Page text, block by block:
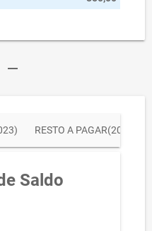
remove
RESTO A PAGAR(2024)
Saldo